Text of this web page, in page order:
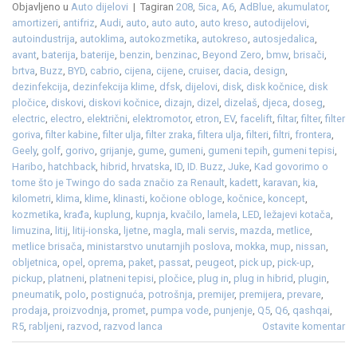
Objavljeno u Auto dijelovi | Tagiran 208, 5ica, A6, AdBlue, akumulator,
amortizeri, antifriz, Audi, auto, auto auto, auto kreso, autodijelovi,
autoindustrija, autoklima, autokozmetika, autokreso, autosjedalica,
avant, baterija, baterije, benzin, benzinac, Beyond Zero, bmw, brisači,
brtva, Buzz, BYD, cabrio, cijena, cijene, cruiser, dacia, design,
dezinfekcija, dezinfekcija klime, dfsk, dijelovi, disk, disk kočnice, disk
pločice, diskovi, diskovi kočnice, dizajn, dizel , dizelaš, djeca, doseg,
electric, electro, električni, elektromotor, etron, EV, facelift,filtar,filter,filter
goriva,filter kabine,filter ulja,filter zraka,filtera ulja,filteri,filtri, frontera,
Geely, golf, gorivo, grijanje, gume, gumeni, gumeni tepih, gumeni tepisi,
Haribo, hatchback, hibrid, hrvatska, ID, ID. Buzz, Juke, Kad govorimo o
tome što je Twingo do sada značio za Renault, kadett, karavan, kia,
kilometri, klima, klime, klinasti, kočione obloge, kočnice, koncept,
kozmetika, krađa, kuplung, kupnja, kvačilo, lamela, LED, ležajevi kotača,
limuzina, litij, litij-ionska, ljetne, magla, mali servis, mazda, metlice,
metlice brisača, ministarstvo unutarnjih poslova, mokka, mup, nissan,
obljetnica, opel , oprema, paket, passat, peugeot, pick up, pick-up,
pickup, platneni, platneni tepisi, pločice, plug in, plug in hibrid, plugin,
pneumatik, polo, postignuća, potrošnja, premijer, premijera, prevare,
prodaja, proizvodnja, promet, pumpa vode, punjenje, Q5, Q6, qashqai,
R5, rabljeni, razvod, razvod lanca Ostavite komentar